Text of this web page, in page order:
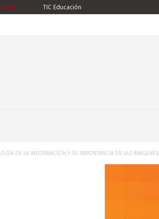
TIC Educación
DE LA INFORMACIÓN Y SU IMPORTANCIA EN LAS